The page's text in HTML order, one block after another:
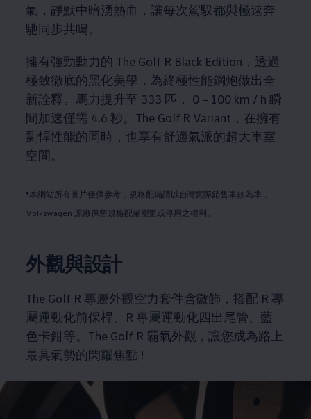
氣，靜默中暗湧熱血，讓每次駕馭都與極速奔
馳同步共鳴。
擁有強勁動力的 The Golf R Black Edition，透過
極致徹底的黑化美學，為終極性能鋼炮做出全
新詮釋。馬力提升至 333 匹， 0 – 100 km / h 瞬
間加速僅需 4.6 秒。The Golf R Variant，在擁有
剽悍性能的同時，也享有舒適氣派的超大車室
空間。
*本網站所有圖片僅供參考，規格配備請以台灣實際銷售車款為準 ，
Volkswagen 原廠保留規格配備變更或停用之權利。
外觀與設計
The Golf R 專屬外觀空力套件含徽飾，搭配 R 專
屬運動化前保桿、R 專屬運動化四出尾管、藍
色卡鉗等。The Golf R 霸氣外觀，讓您成為路上
最具氣勢的閃耀焦點 !